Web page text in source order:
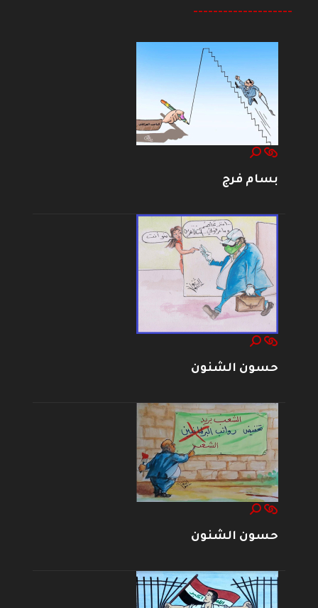
--------------------
بسام فرج
حسون الشنون
حسون الشنون